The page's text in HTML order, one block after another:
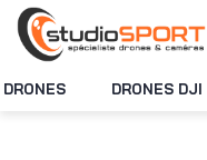
DRONES DRONES DJI